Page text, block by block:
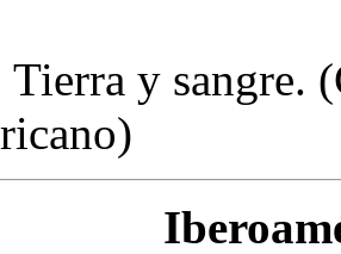
Tierra y sangre.